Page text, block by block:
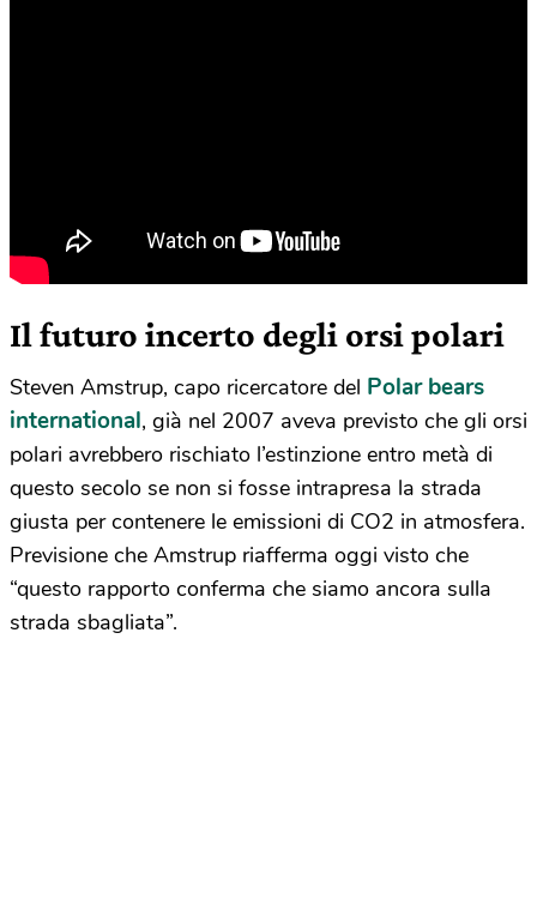
Il futuro incerto degli orsi polari
Steven Amstrup, capo ricercatore del Polar bears
international, già nel 2007 aveva previsto che gli orsi
polari avrebbero rischiato l’estinzione entro metà di
questo secolo se non si fosse intrapresa la strada
giusta per contenere le emissioni di CO2 in atmosfera.
Previsione che Amstrup riafferma oggi visto che
“questo rapporto conferma che siamo ancora sulla
strada sbagliata”.